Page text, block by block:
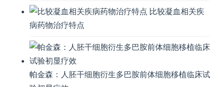
比较凝血相关疾
病药物治疗特点
帕金森：人胚干细胞衍生多巴胺前体细胞移植临床试